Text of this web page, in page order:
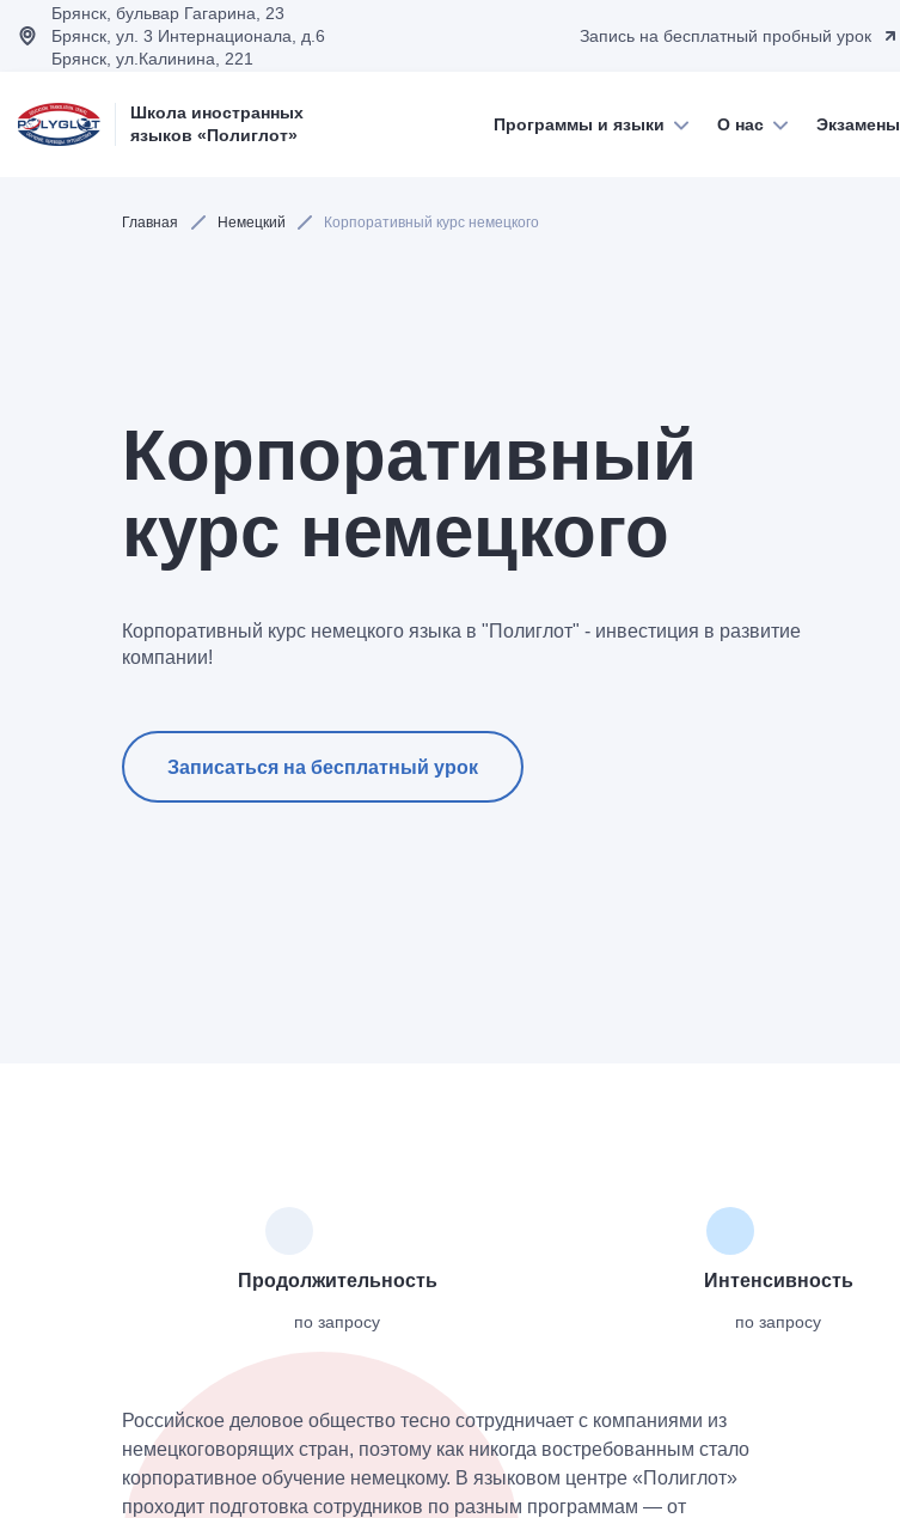
Брянск, бульвар Гагарина, 23
Брянск, ул. 3 Интернационала, д.6
Брянск, ул.Калинина, 221
Запись на бесплатный пробный урок
Школа иностранных
языков «Полиглот»
Программы и языки О нас Экзамены
Главная Немецкий Корпоративный курс немецкого
Корпоративный
курс немецкого
Корпоративный курс немецкого языка в "Полиглот" - инвестиция в развитие
компании!
Записаться на бесплатный урок
Продолжительность
по запросу
Интенсивность
по запросу
Российское деловое общество тесно сотрудничает с компаниями из
немецкоговорящих стран, поэтому как никогда востребованным стало
корпоративное обучение немецкому. В языковом центре «Полиглот»
проходит подготовка сотрудников по разным программам — от